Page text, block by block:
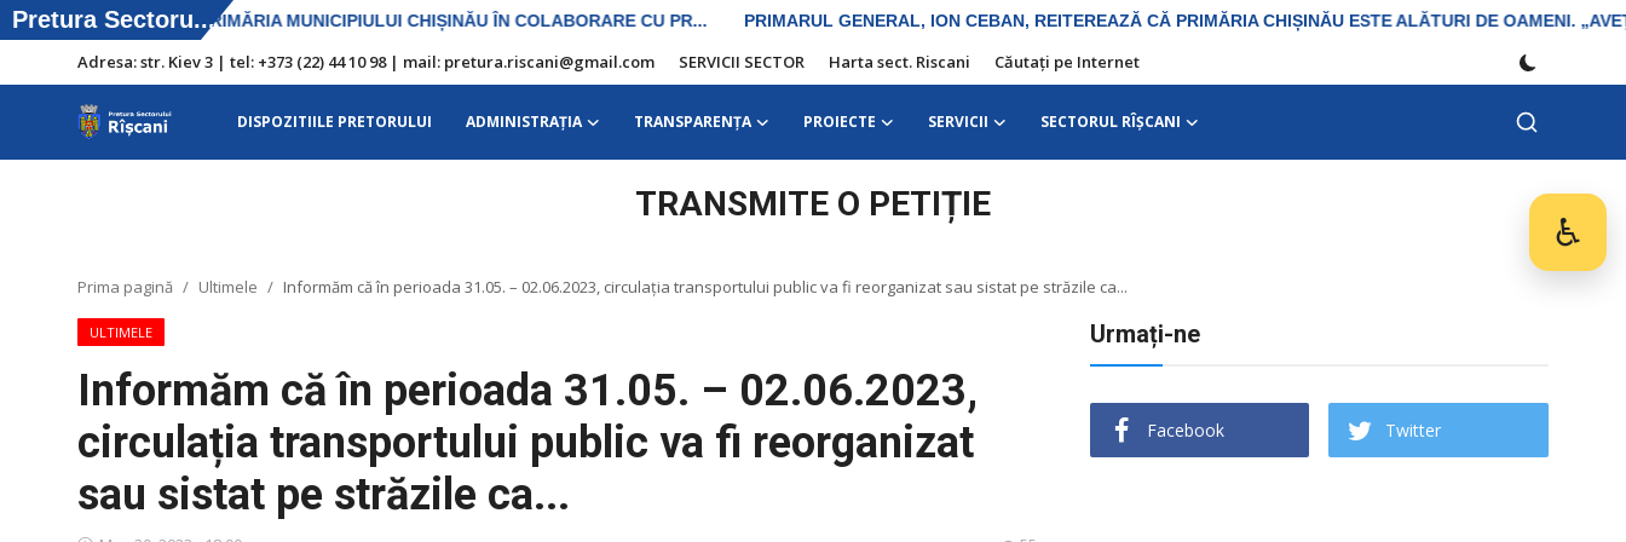
♿
Adresa: str. Kiev 3 | tel: +373 (22) 44 10 98 | mail: pretura.riscani@gmail.com SERVICII SECTOR Harta sect. Riscani Căutați pe Internet
DISPOZITIILE PRETORULUI ADMINISTRAŢIA TRANSPARENȚA PROIECTE SERVICII SECTORUL RÎȘCANI
SERVICII SECTOR
Harta sect. Riscani
ADMINISTRAŢIA
Transparența
Proiecte
TRANSMITE O PETIȚIE
Prima pagină Ultimele Informăm că în perioada 31.05. – 02.06.2023, circulația transportului public va fi reorganizat sau sistat pe străzile ca...
ULTIMELE
Informăm că în perioada 31.05. – 02.06.2023,
circulația transportului public va fi reorganizat
sau sistat pe străzile ca...
Urmați-ne
Facebook Twitter